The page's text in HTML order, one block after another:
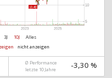
3J 10J
Alles
nicht anzeigen
Ø Performance
letzte 10 Jahre
-3,30 %